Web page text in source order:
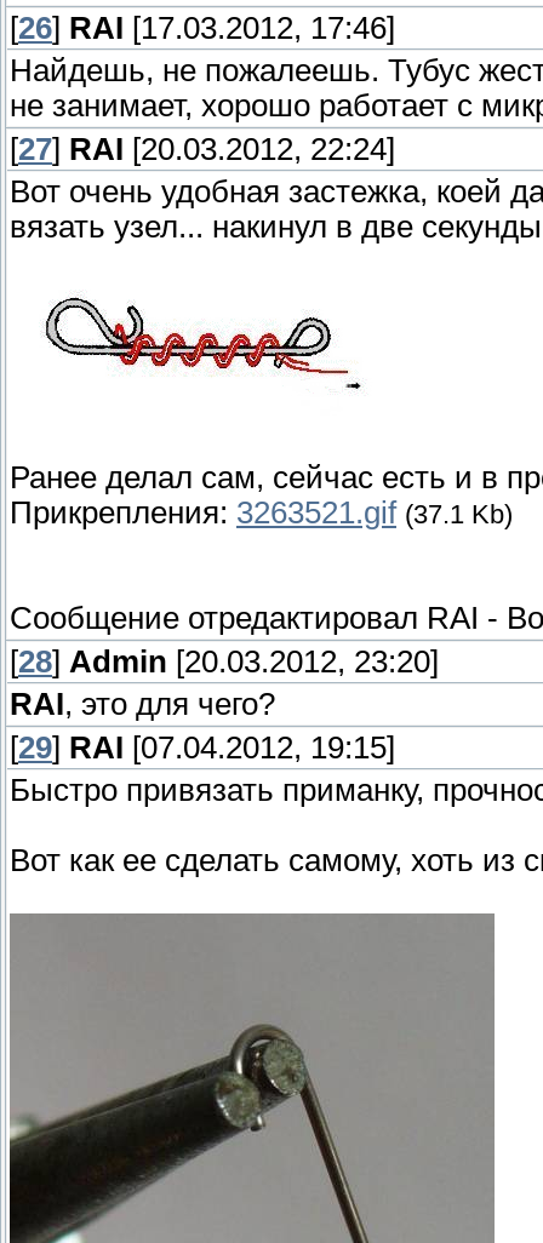
[26] RAI [17.03.2012, 17:46]
Найдешь, не пожалеешь. Тубус
не занимает, хорошо работает с
[27] RAI [20.03.2012, 22:24]
Вот очень удобная застежка, коей
вязать узел... накинул в две
Ранее делал сам, сейчас есть и в
Прикрепления: 3263521.gif (37.1 Kb)
Сообщение отредактировал RAI -
[28] Admin [20.03.2012, 23:20]
RAI, это для чего?
[29] RAI [07.04.2012, 19:15]
Быстро привязать приманку,
Вот как ее сделать самому, хоть из